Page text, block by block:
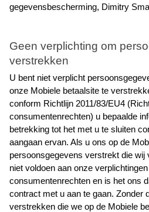
gegevensbescherming, Dimitry
Geen verplichting om
verstrekken
U bent niet verplicht
onze Mobiele betaalsite te
conform Richtlijn 2011/83/EU4
consumentenrechten) u bepaalde
betrekking tot het met u te sluiten
aangaan ervan. Als u ons op de
persoonsgegevens verstrekt die wij
niet voldoen aan onze
consumentenrechten en is het ons
contract met u aan te gaan. Zonder
verstrekken die we op de Mobiele